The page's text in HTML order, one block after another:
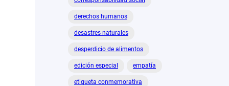
derechos humanos
desastres naturales
desperdicio de alimentos
edición especial empatía
etiqueta conmemorativa